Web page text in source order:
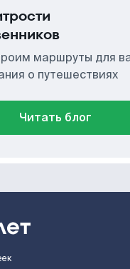
маршруты для
о путешествиях
Читать блог